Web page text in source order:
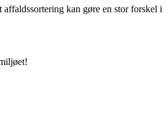
kan gøre en stor forskel i